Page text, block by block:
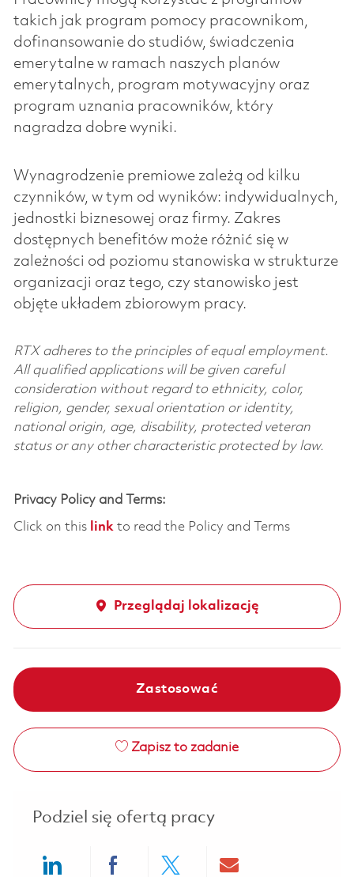
takich jak program pomocy pracownikom,
dofinansowanie do studiów, świadczenia
emerytalne w ramach naszych planów
emerytalnych, program motywacyjny oraz
program uznania pracowników, który
nagradza dobre wyniki.
Wynagrodzenie premiowe zależą od kilku
czynników, w tym od wyników: indywidualnych,
jednostki biznesowej oraz firmy. Zakres
dostępnych benefitów może różnić się w
zależności od poziomu stanowiska w strukturze
organizacji oraz tego, czy stanowisko jest
objęte układem zbiorowym pracy.
RTX adheres to the principles of equal employment.
All qualified applications will be given careful
consideration without regard to ethnicity, color,
religion, gender, sexual orientation or identity,
national origin, age, disability, protected veteran
status or any other characteristic protected by law.
Privacy Policy and Terms:
Click on this linkto read the Policy and Terms
Przeglądaj lokalizację
Zastosować
Zapisz to zadanie
Podziel się ofertą pracy